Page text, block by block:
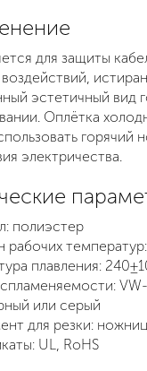
для защиты
эстетичный вид
Оплётка
горячий
электричества.
полиэстер
рабочих
плавления:
или серый
для резки:
UL, RoHS